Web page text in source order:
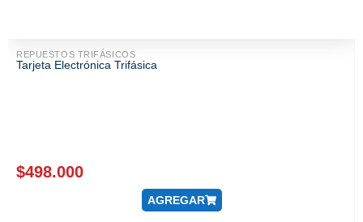
REPUESTOS TRIFÁSICOS
Tarjeta Electrónica Trifásica
$498.000
AGREGAR